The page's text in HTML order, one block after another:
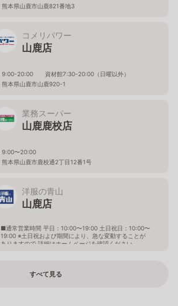
熊本県山鹿市山鹿821番地3
コメリパワー
山鹿店
9:00-20:00 資材館7:30-20:00（日曜以外）
熊本県山鹿市山鹿920-1
業務スーパー
山鹿鹿校店
9:00〜20:00
熊本県山鹿市鹿校通2丁目12番1号
洋服の青山
山鹿店
■通常営業時間 平日：10:00〜19:00 土日祝日：10:00〜
19:00 ※土日祝および期間により、急な変動することが
ありますので 詳細はホームページを確認ください
すべて見る